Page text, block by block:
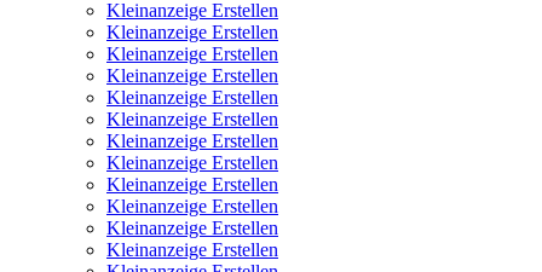
Kleinanzeige Erstellen
Kleinanzeige Erstellen
Kleinanzeige Erstellen
Kleinanzeige Erstellen
Kleinanzeige Erstellen
Kleinanzeige Erstellen
Kleinanzeige Erstellen
Kleinanzeige Erstellen
Kleinanzeige Erstellen
Kleinanzeige Erstellen
Kleinanzeige Erstellen
Kleinanzeige Erstellen